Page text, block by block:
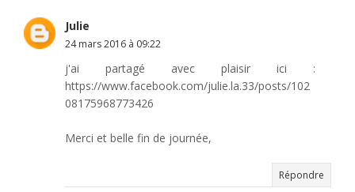
Julie
24 mars 2016 à 09:22
j'ai partagé avec plaisir ici :
https://www.facebook.com/julie.la.33/posts/102
08175968773426
Merci et belle fin de journée,
Répondre